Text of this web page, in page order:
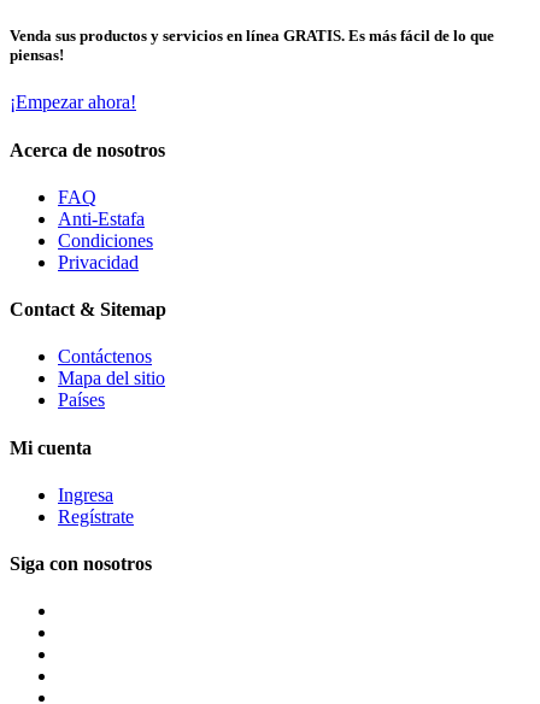
Venda sus productos y servicios en línea GRATIS. Es más fácil de lo que
piensas!
¡Empezar ahora!
Acerca de nosotros
FAQ
Anti-Estafa
Condiciones
Privacidad
Contact & Sitemap
Contáctenos
Mapa del sitio
Países
Mi cuenta
Ingresa
Regístrate
Siga con nosotros